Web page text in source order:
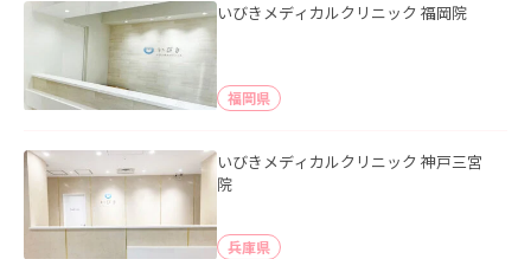
いびきメディカルクリニック 福岡院
福岡県
いびきメディカルクリニック 神戸三宮
院
兵庫県